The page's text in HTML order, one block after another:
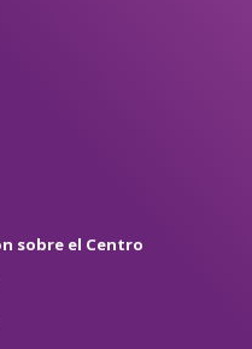
sobre el Centro